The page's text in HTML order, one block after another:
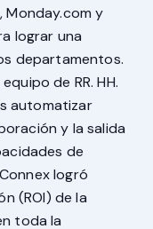
Monday.com y
lograr una
departamentos.
de RR. HH.
automatizar
y la salida
de
logró
(ROI) de la
toda la